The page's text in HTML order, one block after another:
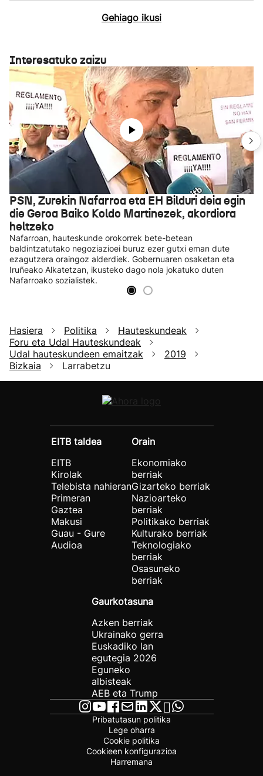
Gehiago ikusi
Interesatuko zaizu
PSN, Zurekin Nafarroa eta EH Bilduri deia egin
die Geroa Baiko Koldo Martinezek, akordiora
heltzeko
Nafarroan, hauteskunde orokorrek bete-betean
baldintzatutako negoziazioei buruz ezer gutxi eman dute
ezagutzera oraingoz alderdiek. Gobernuaren osaketan eta
Iruñeako Alkatetzan, ikusteko dago nola jokatuko duten
Nafarroako sozialistek.
Hasiera Politika
Hauteskundeak
Foru eta Udal Hauteskundeak
Udal hauteskundeen emaitzak
2019
Bizkaia
Larrabetzu
EITB taldea
EITB
Kirolak
Telebista nahieran
Primeran
Gaztea
Makusi
Guau - Gure
Audioa
Orain
Ekonomiako
berriak
Gizarteko berriak
Nazioarteko
berriak
Politikako berriak
Kulturako berriak
Teknologiako
berriak
Osasuneko
berriak
Gaurkotasuna
Azken berriak
Ukrainako gerra
Euskadiko lan
egutegia 2026
Eguneko
albisteak
AEB eta Trump
Pribatutasun politika
Lege oharra
Cookie politika
Cookieen konfigurazioa
Harremana